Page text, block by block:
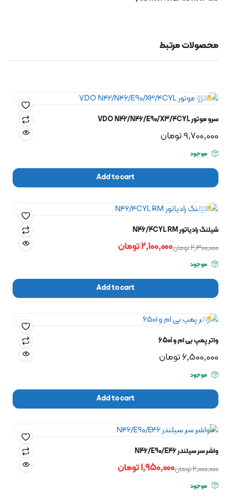
محصولات مرتبط
سرو موتور VDO N42/N46/E90/X3/4CYL
9,700,000تومان
موجود
Add to cart
شیلنگ رادیاتور N46/4CYL RM
2,300,000تومان2,100,000تومان
موجود
Add to cart
واتر پمپ بی ام و 650i
6,500,000تومان
موجود
Add to cart
واشر سر سیلندر N46/E90/E46
2,000,000تومان1,950,000تومان
موجود